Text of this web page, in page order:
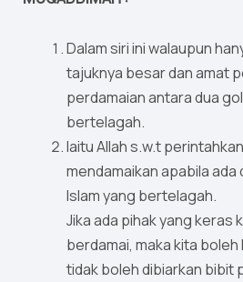
Dalam siri ini walaupun
tajuknya besar dan amat
perdamaian antara dua
bertelagah.
Iaitu Allah s.w.t
mendamaikan apabila
Islam yang bertelagah.
Jika ada pihak yang keras
berdamai, maka kita
tidak boleh dibiarkan bibit